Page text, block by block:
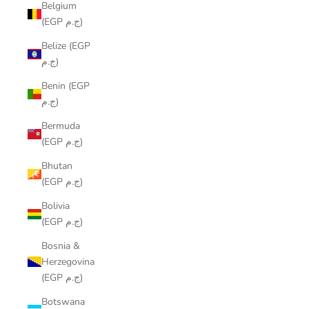
Belgium
(EGP ج.م)
Belize (EGP
ج.م)
Benin (EGP
ج.م)
Bermuda
(EGP ج.م)
Bhutan
(EGP ج.م)
Bolivia
(EGP ج.م)
Bosnia &
Herzegovina
(EGP ج.م)
Botswana